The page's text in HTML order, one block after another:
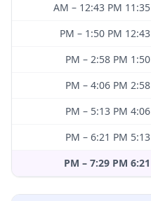
11:35 AM
– 12:43 PM
12:43 PM
– 1:50 PM
1:50 PM
– 2:58 PM
2:58 PM
– 4:06 PM
4:06 PM
– 5:13 PM
5:13 PM
– 6:21 PM
6:21 PM
– 7:29 PM